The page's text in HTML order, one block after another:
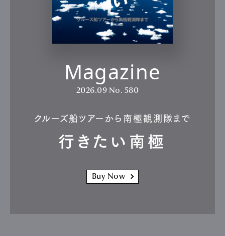
Magazine
2026.09 No. 580
クルーズ船ツアーから南極観測隊まで
行きたい南極
Buy Now